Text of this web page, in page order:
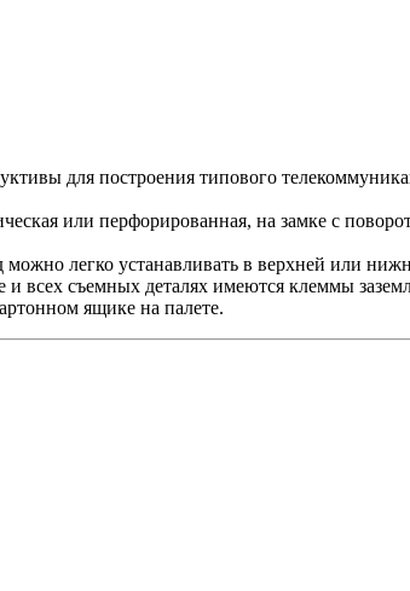
для построения типового
или перфорированная, на замке с
легко устанавливать в верхней или
всех съемных деталях имеются клеммы
ящике на палете.